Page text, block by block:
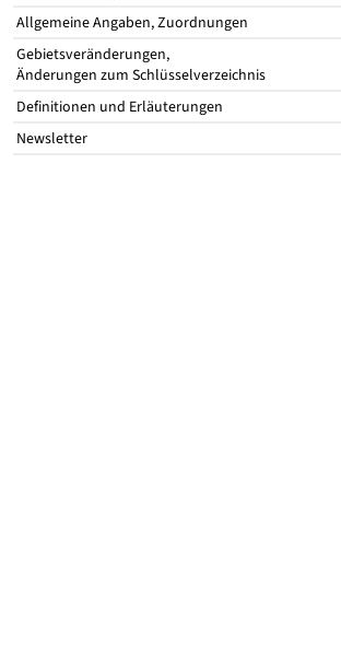
Allgemeine Angaben, Zuordnungen
Gebietsveränderungen,
Änderungen zum Schlüsselverzeichnis
Definitionen und Erläuterungen
Newsletter